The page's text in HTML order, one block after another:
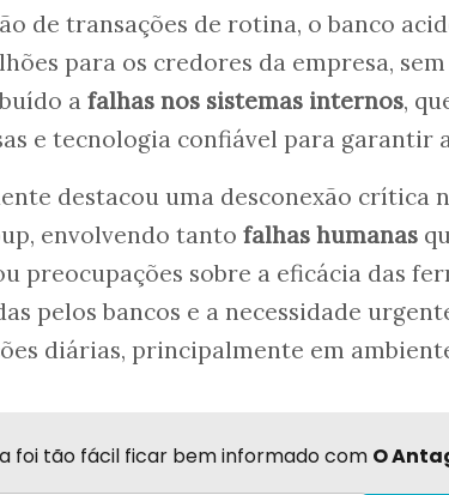
de transações de rotina, o banco
para os credores da empresa,
a falhas nos sistemas internos,
e tecnologia confiável para garantir
destacou uma desconexão crítica
envolvendo tanto falhas humanas
preocupações sobre a eficácia das
pelos bancos e a necessidade
diárias, principalmente em
foi tão fácil ficar bem informado com O